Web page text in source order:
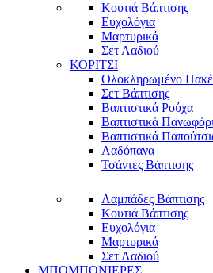
Κουτιά Βάπτισης
Ευχολόγια
Μαρτυρικά
Σετ Λαδιού
ΚΟΡΙΤΣΙ
Ολοκληρωμένο
Σετ Βάπτισης
Βαπτιστικά Ρούχα
Βαπτιστικά
Βαπτιστικά
Λαδόπανα
Τσάντες Βάπτισης
Λαμπάδες Βάπτισης
Κουτιά Βάπτισης
Ευχολόγια
Μαρτυρικά
Σετ Λαδιού
ΜΠΟΜΠΟΝΙΕΡΕΣ